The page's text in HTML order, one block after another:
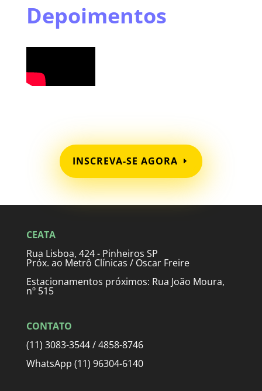
Depoimentos
INSCREVA-SE AGORA
CEATA
Rua Lisboa, 424 - Pinheiros SP
Próx. ao Metrô Clínicas / Oscar Freire
Estacionamentos próximos: Rua João Moura,
nº 515
CONTATO
(11) 3083-3544 / 4858-8746
WhatsApp (11) 96304-6140